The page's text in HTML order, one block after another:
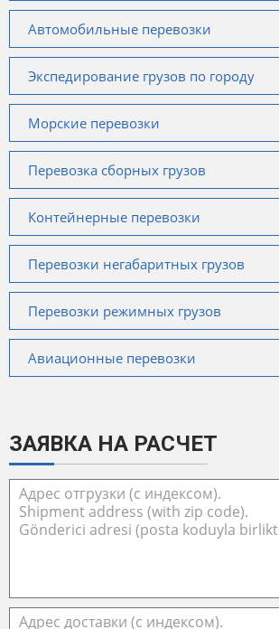
Автомобильные перевозки
Экспедирование грузов по городу
Морские перевозки
Перевозка сборных грузов
Контейнерные перевозки
Перевозки негабаритных грузов
Перевозки режимных грузов
Авиационные перевозки
ЗАЯВКА НА РАСЧЕТ